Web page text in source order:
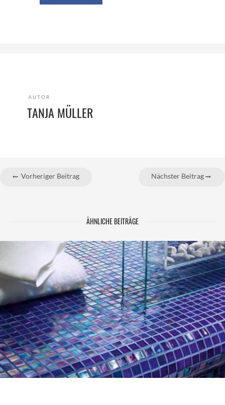
AUTOR
TANJA MÜLLER
Vorheriger Beitrag Nächster Beitrag
ÄHNLICHE BEITRÄGE